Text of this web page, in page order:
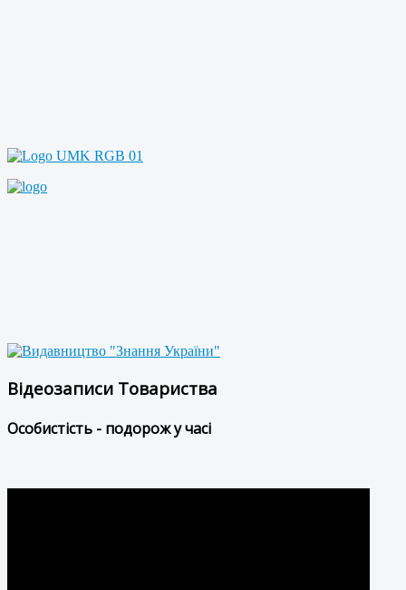
Відеозаписи Товариства
Особистість - подорож у часі